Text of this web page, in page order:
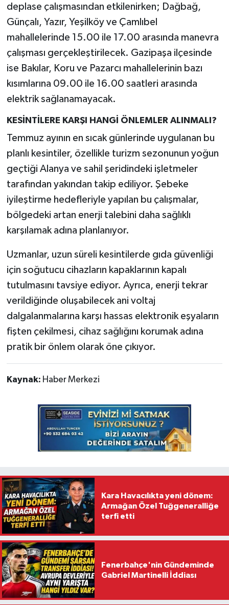
deplase çalışmasından etkilenirken; Dağbağ,
Günçalı, Yazır, Yeşilköy ve Çamlıbel
mahallelerinde 15.00 ile 17.00 arasında manevra
çalışması gerçekleştirilecek. Gazipaşa ilçesinde
ise Bakılar, Koru ve Pazarcı mahallelerinin bazı
kısımlarına 09.00 ile 16.00 saatleri arasında
elektrik sağlanamayacak.
KESİNTİLERE KARŞI HANGİ ÖNLEMLER ALINMALI?
Temmuz ayının en sıcak günlerinde uygulanan bu
planlı kesintiler, özellikle turizm sezonunun yoğun
geçtiği Alanya ve sahil şeridindeki işletmeler
tarafından yakından takip ediliyor. Şebeke
iyileştirme hedefleriyle yapılan bu çalışmalar,
bölgedeki artan enerji talebini daha sağlıklı
karşılamak adına planlanıyor.
Uzmanlar, uzun süreli kesintilerde gıda güvenliği
için soğutucu cihazların kapaklarının kapalı
tutulmasını tavsiye ediyor. Ayrıca, enerji tekrar
verildiğinde oluşabilecek ani voltaj
dalgalanmalarına karşı hassas elektronik eşyaların
fişten çekilmesi, cihaz sağlığını korumak adına
pratik bir önlem olarak öne çıkıyor.
Kaynak: Haber Merkezi
Kara Havacılıkta yeni dönem:
Armağan Özel Tuğgeneralliğe
terfi etti
Fenerbahçe'nin Gündeminde
Gabriel Martinelli İddiası